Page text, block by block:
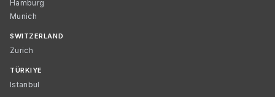
Hamburg
Munich
SWITZERLAND
Zurich
TÜRKIYE
Istanbul